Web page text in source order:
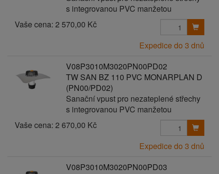
s integrovanou PVC manžetou
Vaše cena: 2 570,00 Kč
Expedice do 3 dnů
V08P3010M3020PN00PD02
TW SAN BZ 110 PVC MONARPLAN D
(PN00/PD02)
Sanační vpust pro nezateplené střechy
s integrovanou PVC manžetou
Vaše cena: 2 670,00 Kč
Expedice do 3 dnů
V08P3010M3020PN00PD03